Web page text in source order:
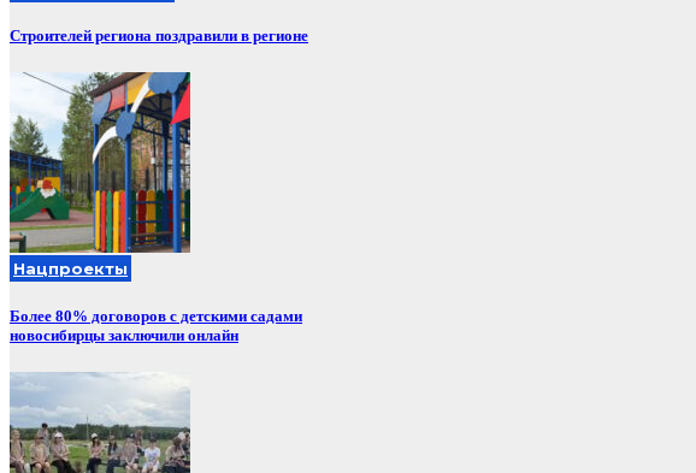
Строителей региона поздравили в регионе
Нацпроекты
Более 80% договоров с детскими садами
новосибирцы заключили онлайн